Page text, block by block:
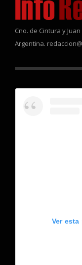
Cno. de Cintura y
Argentina.
Ver